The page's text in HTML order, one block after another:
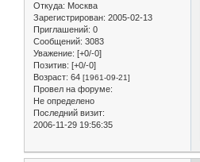
Откуда: Москва
Зарегистрирован: 2005-02-13
Приглашений: 0
Сообщений: 3083
Уважение: [+0/-0]
Позитив: [+0/-0]
Возраст: 64 [1961-09-21]
Провел на форуме:
Не определено
Последний визит:
2006-11-29 19:56:35